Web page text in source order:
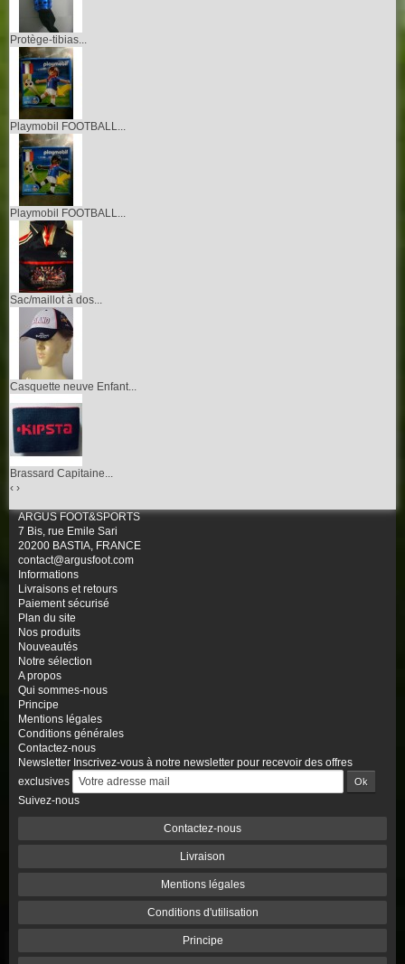
Protège-tibias...
Playmobil FOOTBALL...
Playmobil FOOTBALL...
Sac/maillot à dos...
Casquette neuve Enfant...
Brassard Capitaine...
‹ ›
ARGUS FOOT&SPORTS
7 Bis, rue Emile Sari
20200 BASTIA, FRANCE
contact@argusfoot.com
Informations
Livraisons et retours
Paiement sécurisé
Plan du site
Nos produits
Nouveautés
Notre sélection
A propos
Qui sommes-nous
Principe
Mentions légales
Conditions générales
Contactez-nous
Newsletter Inscrivez-vous à notre newsletter pour recevoir des offres
exclusives
Suivez-nous
Contactez-nous
Livraison
Mentions légales
Conditions d'utilisation
Principe